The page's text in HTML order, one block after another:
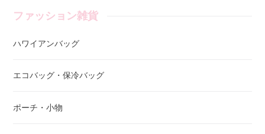
ファッション雑貨
ハワイアンバッグ
エコバッグ・保冷バッグ
ポーチ・小物